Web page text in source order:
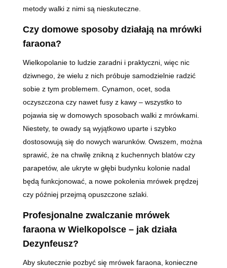
metody walki z nimi są nieskuteczne.
Czy domowe sposoby działają na mrówki
faraona?
Wielkopolanie to ludzie zaradni i praktyczni, więc nic
dziwnego, że wielu z nich próbuje samodzielnie radzić
sobie z tym problemem. Cynamon, ocet, soda
oczyszczona czy nawet fusy z kawy – wszystko to
pojawia się w domowych sposobach walki z mrówkami.
Niestety, te owady są wyjątkowo uparte i szybko
dostosowują się do nowych warunków. Owszem, można
sprawić, że na chwilę znikną z kuchennych blatów czy
parapetów, ale ukryte w głębi budynku kolonie nadal
będą funkcjonować, a nowe pokolenia mrówek prędzej
czy później przejmą opuszczone szlaki.
Profesjonalne zwalczanie mrówek
faraona w Wielkopolsce – jak działa
Dezynfeusz?
Aby skutecznie pozbyć się mrówek faraona, konieczne